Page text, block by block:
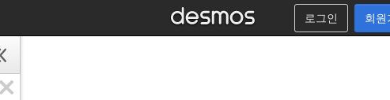
로그인 회원